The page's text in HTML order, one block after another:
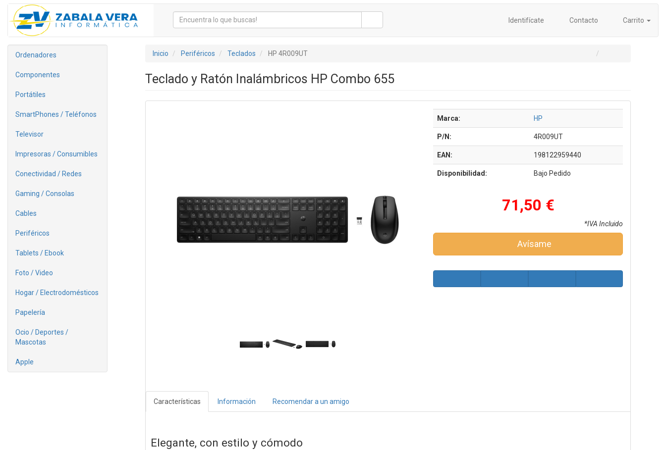
Identifícate Contacto Carrito
Ordenadores
Componentes
Portátiles
SmartPhones / Teléfonos
Televisor
Impresoras / Consumibles
Conectividad / Redes
Gaming / Consolas
Cables
Periféricos
Tablets / Ebook
Foto / Video
Hogar / Electrodomésticos
Papelería
Ocio / Deportes /
Mascotas
Apple
Inicio Periféricos Teclados HP 4R009UT
Teclado y Ratón Inalámbricos HP Combo 655
Marca: HP
P/N: 4R009UT
EAN: 198122959440
Disponibilidad: Bajo Pedido
71,50 €
*IVA Incluido
Avísame
Características Información Recomendar a un amigo
Elegante, con estilo y cómodo